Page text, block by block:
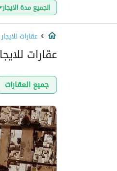
الجميع مدة الايجار
عقارات
عقارات
جميع العقارات